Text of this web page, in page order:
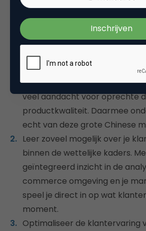
ding is helder: het is onmogelijk
productaanbod of met
retailgiganten te concurreren.
doen als marketeer?
Kies voor een gebalanceerde
veel aandacht voor oprechte
productkwaliteit. Daarmee
echt van deze grote Chinese
Leer zoveel mogelijk over je
binnen de wettelijke kaders.
geïntegreerd inzicht in de
commerce omgeving en je
speel je direct in op wat
moment.
Optimaliseer de klantervaring